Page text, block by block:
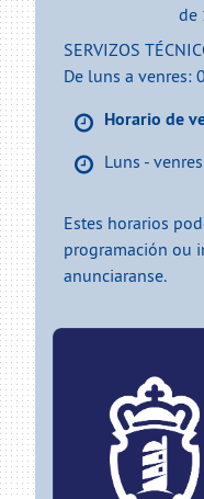
de
SERVIZOS
De luns a venres:
Horario de
Luns -
Estes horarios
programación ou
anunciaranse.